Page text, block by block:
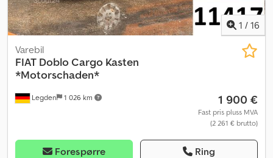
1 / 16
Legden 1 026 km
Varebil
FIAT Doblo Cargo Kasten
*Motorschaden*
1 900 €
Fast pris pluss MVA
(2 261 € brutto)
Forespørre Ring